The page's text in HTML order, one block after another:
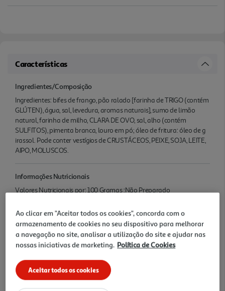
Características
Ingredientes/Composição
Ingredientes: bifes de frango, pão ralado [farinha de TRIGO (contém
GLÚTEN), água, sal, levedura, aromas naturais], sumo de limão
natural, farinha de milho, CLARA DE OVO, sal, alho (contém
SULFITOS), pimenta branca, louro em pó; óleo de fritura: óleo de g
irassol. Pode conter vestígios de CRUSTÁCEOS, PEIXE, SOJA, LEITE,
AIPO, MOLUSCOS.
Informações Nutricionais
Valores Nutricionais por: 100 Gramas :Não Preparado
Energia
793.00
kJ
Energia
188.00
kcal
Dos quais ácidos
gordos saturados
1.22
Dos quais ácidos
Ao clicar em "Aceitar todos os cookies", concorda com o
armazenamento de cookies no seu dispositivo para melhorar
a navegação no site, analisar a utilização do site e ajudar nas
nossas iniciativas de marketing. Política de Cookies
Aceitar todos os cookies